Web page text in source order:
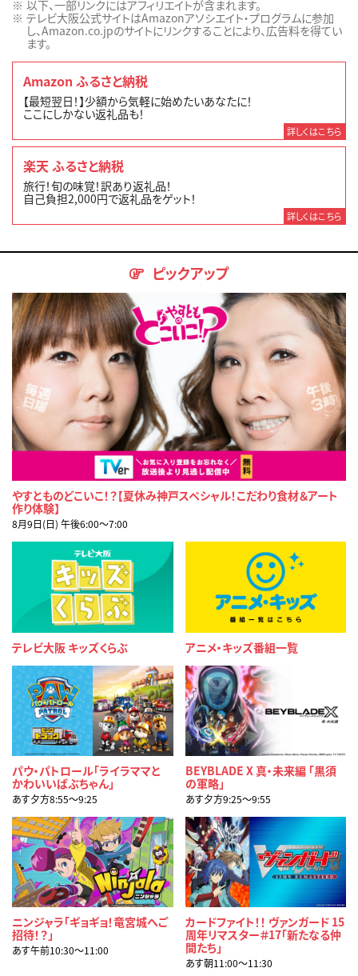
以下、一部リンクにはアフィリエイトが含まれます。
テレビ大阪公式サイトはAmazonアソシエイト・プログラムに参加
し、Amazon.co.jpのサイトにリンクすることにより、広告料を得てい
ます。
Amazon ふるさと納税
【最短翌日！】少額から気軽に始めたいあなたに！
ここにしかない返礼品も！
詳しくはこちら
楽天 ふるさと納税
旅行！旬の味覚！訳あり返礼品！
自己負担2,000円で返礼品をゲット！
詳しくはこちら
ピックアップ
やすとものどこいこ！？【夏休み神戸スペシャル！こだわり食材＆アート
作り体験】
8月9日(日) 午後6:00〜7:00
テレビ大阪 キッズくらぶ アニメ・キッズ番組一覧
パウ・パトロール「ライラママと
かわいいばぶちゃん」
あす夕方8:55〜9:25
BEYBLADE X 真・未来編 「黒須
の軍略」
あす夕方9:25〜9:55
ニンジャラ「ギョギョ！竜宮城へご
招待！？」
あす午前10:30〜11:00
カードファイト！！ ヴァンガード 15
周年リマスター＃17「新たなる仲
間たち」
あす朝11:00〜11:30